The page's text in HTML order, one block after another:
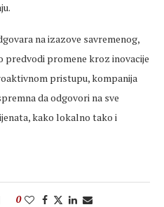
na izazove savremenog,
predvodi promene kroz inovacije
pristupu, kompanija
da odgovori na sve
kako lokalno tako i
0